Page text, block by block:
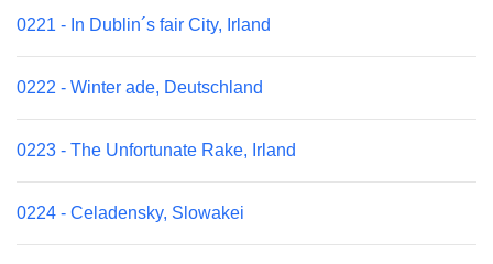
0221 - In Dublin´s fair City, Irland
0222 - Winter ade, Deutschland
0223 - The Unfortunate Rake, Irland
0224 - Celadensky, Slowakei